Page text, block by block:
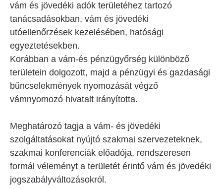
vám és jövedéki adók területéhez tartozó
tanácsadásokban, vám és jövedéki
utóellenőrzések kezelésében, hatósági
egyeztetésekben.
Korábban a vám-és pénzügyőrség különböző
területein dolgozott, majd a pénzügyi és gazdasági
bűncselekmények nyomozását végző
vámnyomozó hivatalt irányította.
Meghatározó tagja a vám- és jövedéki
szolgáltatásokat nyújtó szakmai szervezeteknek,
szakmai konferenciák előadója, rendszeresen
formál véleményt a területét érintő vám és jövedéki
jogszabályváltozásokról.